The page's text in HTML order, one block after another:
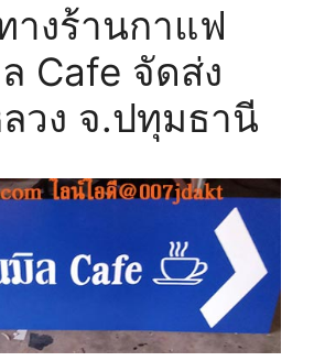
างร้านกาแฟ
Cafe จัดส่ง
วง จ.ปทุมธานี